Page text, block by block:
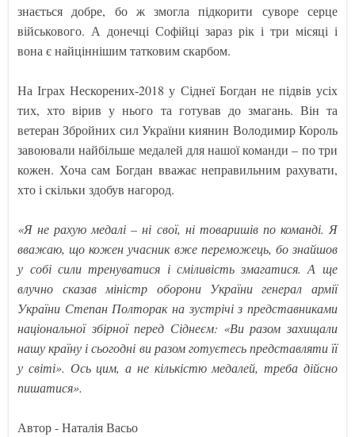
знається добре, бо ж змогла підкорити суворе серце
військового. А донечці Софійці зараз рік і три місяці і
вона є найціннішим татковим скарбом.
На Іграх Нескорених-2018 у Сіднеї Богдан не підвів усіх
тих, хто вірив у нього та готував до змагань. Він та
ветеран Збройних сил України киянин Володимир Король
завоювали найбільше медалей для нашої команди – по три
кожен. Хоча сам Богдан вважає неправильним рахувати,
хто і скільки здобув нагород.
«Я не рахую медалі – ні свої, ні товаришів по команді. Я
вважаю, що кожен учасник вже переможець, бо знайшов
у собі сили тренуватися і сміливість змагатися. А ще
влучно сказав міністр оборони України генерал армії
України Степан Полторак на зустрічі з представниками
національної збірної перед Сіднеєм: «Ви разом захищали
нашу країну і сьогодні ви разом готуєтесь представляти її
у світі». Ось цим, а не кількістю медалей, треба дійсно
пишатися».
Автор - Наталія Васьо